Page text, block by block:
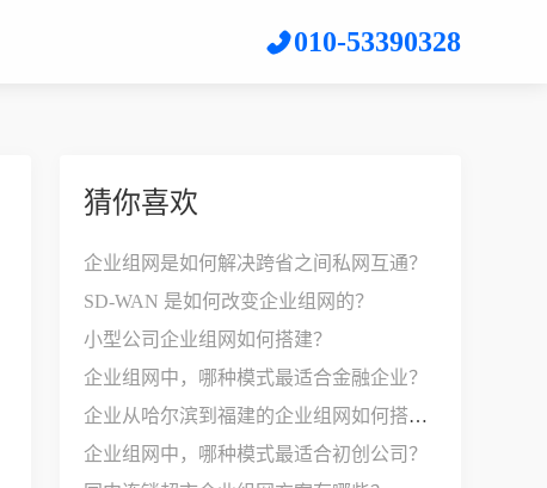
010-53390328
猜你喜欢
企业组网是如何解决跨省之间私网互通？
SD-WAN 是如何改变企业组网的？
小型公司企业组网如何搭建？
企业组网中，哪种模式最适合金融企业？
企业从哈尔滨到福建的企业组网如何搭建？
企业组网中，哪种模式最适合初创公司？